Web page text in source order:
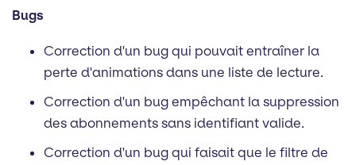
Bugs
Correction d'un bug qui pouvait entraîner la
perte d'animations dans une liste de lecture.
Correction d'un bug empêchant la suppression
des abonnements sans identifiant valide.
Correction d'un bug qui faisait que le filtre de